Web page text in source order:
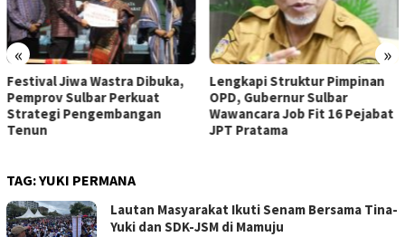
« »
Festival Jiwa Wastra Dibuka,
Pemprov Sulbar Perkuat
Strategi Pengembangan
Tenun
Lengkapi Struktur Pimpinan
OPD, Gubernur Sulbar
Wawancara Job Fit 16 Pejabat
JPT Pratama
TAG:YUKI PERMANA
Lautan Masyarakat Ikuti Senam Bersama Tina-
Yuki dan SDK-JSM di Mamuju